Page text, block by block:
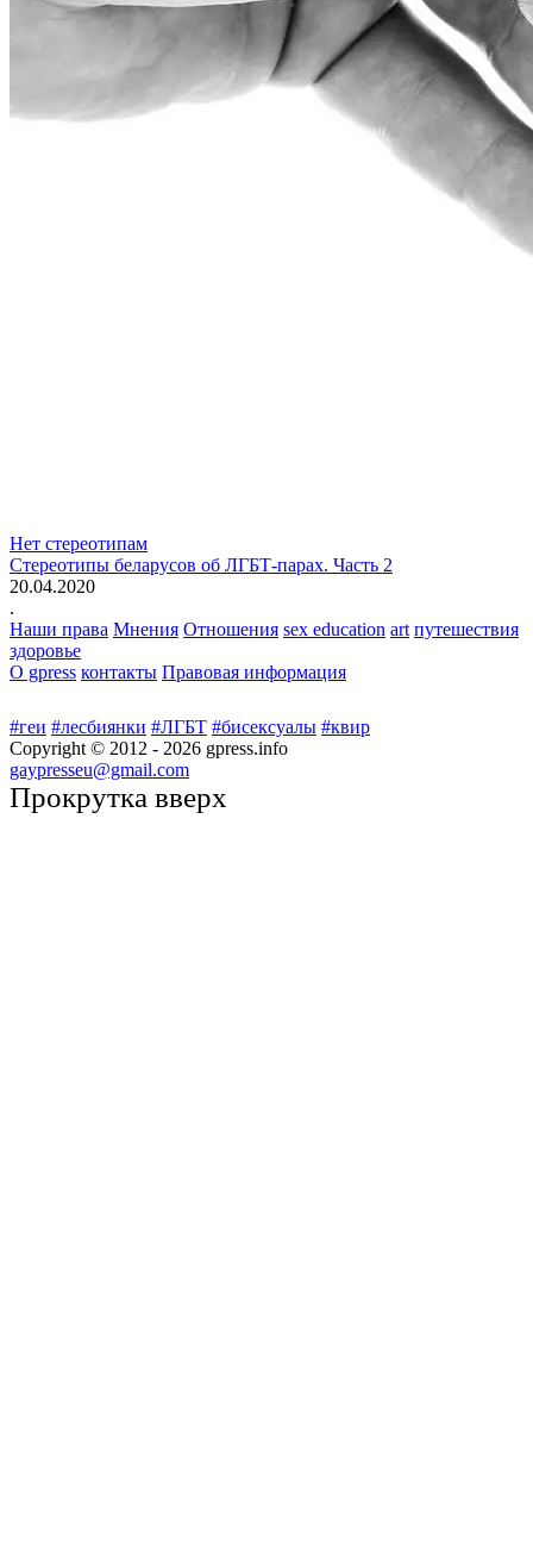
Нет стереотипам
Стереотипы беларусов об ЛГБТ-парах. Часть 2
20.04.2020
.
Наши права Мнения Отношения sex education art путешествия
здоровье
О gpress контакты Правовая информация
#геи #лесбиянки #ЛГБТ #бисексуалы #квир
Copyright © 2012 - 2026 gpress.info
gaypresseu@gmail.com
Прокрутка вверх